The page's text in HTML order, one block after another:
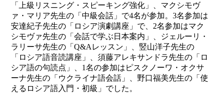
「上級リスニング・スピーキング強化」、マクシモヴ
ァ・マリア先生の「中級会話」で4名が参加。3名参加は
安達紀子先生の「ロシア演劇講座」で、2名参加はマク
シモヴァ先生の「会話で学ぶ日本案内」、ジェルーリ・
ラリーサ先生の「Q&Aレッスン」、竪山洋子先生の
「ロシア語音読講座」、須藤アレキサンドラ先生の「ロ
シア語の句読点」、1名の参加はピスクノーワ・オクサ
ーナ先生の「ウクライナ語会話」、野口福美先生の「使
えるロシア語入門・初級」でした。